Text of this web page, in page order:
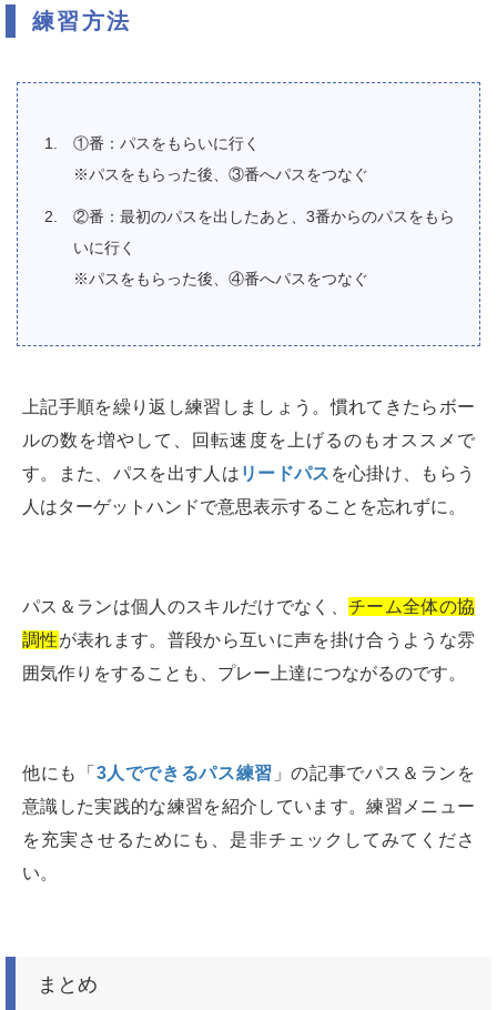
練習方法
①番：パスをもらいに行く
※パスをもらった後、③番へパスをつなぐ
②番：最初のパスを出したあと、3番からのパスをもら
いに行く
※パスをもらった後、④番へパスをつなぐ
上記手順を繰り返し練習しましょう。慣れてきたらボー
ルの数を増やして、回転速度を上げるのもオススメで
す。また、パスを出す人は リードパス を心掛け、もらう
人はターゲットハンドで意思表示することを忘れずに。
パス＆ランは個人のスキルだけでなく、 チーム全体の協
調性が表れます。普段から互いに声を掛け合うような雰
囲気作りをすることも、プレー上達につながるのです。
他にも「 3人でできるパス練習 」の記事でパス＆ランを
意識した実践的な練習を紹介しています。練習メニュー
を充実させるためにも、是非チェックしてみてくださ
い。
まとめ